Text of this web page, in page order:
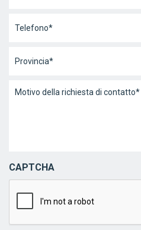
Telefono
Provincia
Messaggio
CAPTCHA